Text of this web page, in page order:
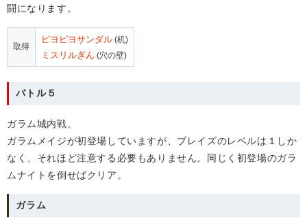
闘になります。
取得
ピヨピヨサンダル (机)
ミスリルぎん (穴の壁)
バトル５
ガラム城内戦。
ガラムメイジが初登場していますが、ブレイズのレベルは１しか
なく、それほど注意する必要もありません。同じく初登場のガラ
ムナイトを倒せばクリア。
ガラム